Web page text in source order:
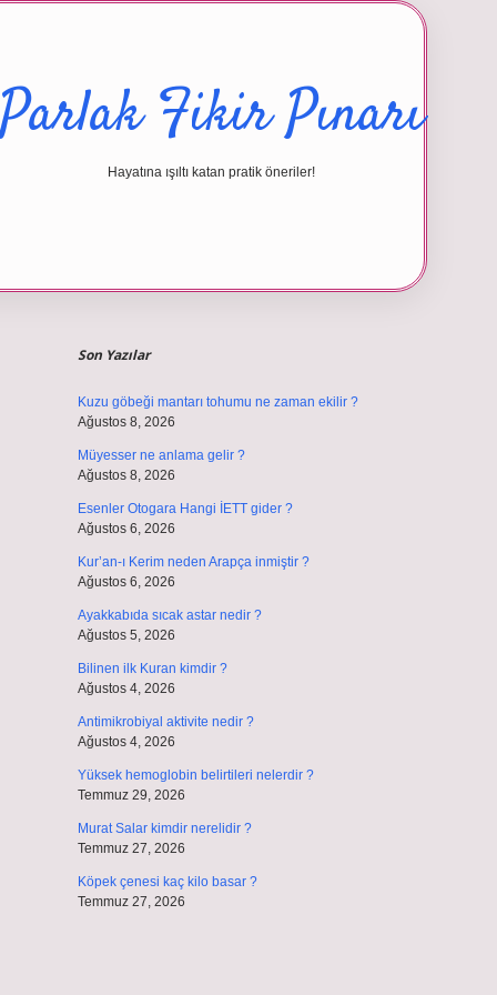
Parlak Fikir Pınarı
Hayatına ışıltı katan pratik öneriler!
Son Yazılar
Kuzu göbeği mantarı tohumu ne zaman ekilir ?
Ağustos 8, 2026
Müyesser ne anlama gelir ?
Ağustos 8, 2026
Esenler Otogara Hangi İETT gider ?
Ağustos 6, 2026
Kur’an-ı Kerim neden Arapça inmiştir ?
Ağustos 6, 2026
Ayakkabıda sıcak astar nedir ?
Ağustos 5, 2026
Bilinen ilk Kuran kimdir ?
Ağustos 4, 2026
Antimikrobiyal aktivite nedir ?
Ağustos 4, 2026
Yüksek hemoglobin belirtileri nelerdir ?
Temmuz 29, 2026
Murat Salar kimdir nerelidir ?
Temmuz 27, 2026
Köpek çenesi kaç kilo basar ?
Temmuz 27, 2026